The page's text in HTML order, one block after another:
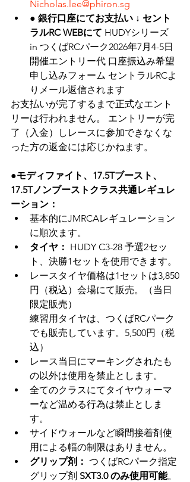
Nicholas.lee@phiron.sg
● 銀行口座にてお支払い ↓ セント
ラルRC WEBにて HUDYシリーズ
in つくばRCパーク2026年7月4-5日
開催エントリー代 口座振込み希望
申し込みフォーム セントラルRCよ
りメール返信されます
お支払いが完了するまで正式なエント
リーは行われません。 エントリーが完
了（入金）しレースに参加できなくな
った方の返金には応じかねます。
●モディファイト、17.5Tブースト、
17.5Tノンブーストクラス共通レギュレ
ーション：
基本的にJMRCAレギュレーション
に順次ます。
タイヤ： HUDY C3-28 予選2セッ
ト、決勝1セットを使用できます。
レースタイヤ価格は1セットは3,850
円（税込）会場にて販売。（当日
限定販売）
練習用タイヤは、つくばRCパーク
でも販売しています。5,500円（税
込）
レース当日にマーキングされたも
の以外は使用を禁止とします。
全てのクラスにてタイヤウォーマ
ーなど温める行為は禁止としま
す。
サイドウォールなど瞬間接着剤使
用による幅の制限はありません。
グリップ剤： つくばRCパーク指定
グリップ剤 SXT3.0 のみ使用可能。